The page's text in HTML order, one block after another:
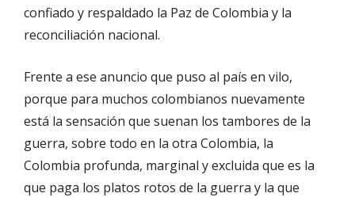
confiado y respaldado la Paz de Colombia y la
reconciliación nacional.
Frente a ese anuncio que puso al país en vilo,
porque para muchos colombianos nuevamente
está la sensación que suenan los tambores de la
guerra, sobre todo en la otra Colombia, la
Colombia profunda, marginal y excluida que es la
que paga los platos rotos de la guerra y la que